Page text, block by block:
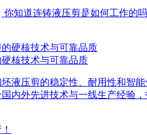
你知道连铸液压剪是如何工作的
核技术与可靠品质
液压剪的稳定性、耐用性和智
内外先进技术与一线生产经验